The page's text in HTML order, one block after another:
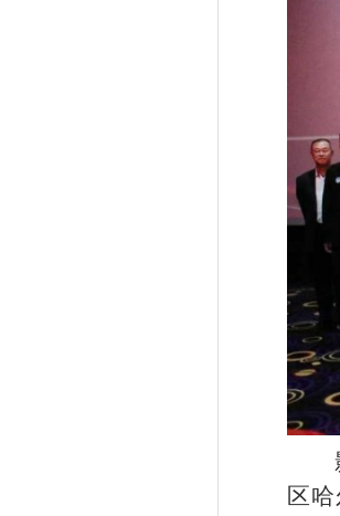
区